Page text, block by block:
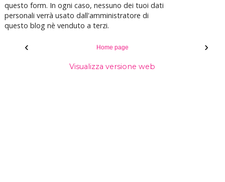
questo form. In ogni caso, nessuno dei tuoi dati
personali verrà usato dall'amministratore di
questo blog nè venduto a terzi.
‹ ›
Home page
Visualizza versione web